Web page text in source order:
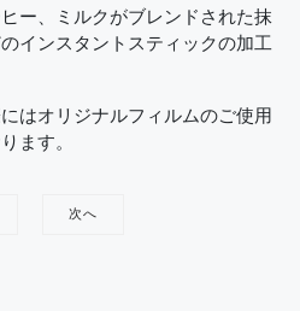
ー、ミルクがブレンドされた抹
インスタントスティックの加工
はオリジナルフィルムのご使用
ます。
次へ